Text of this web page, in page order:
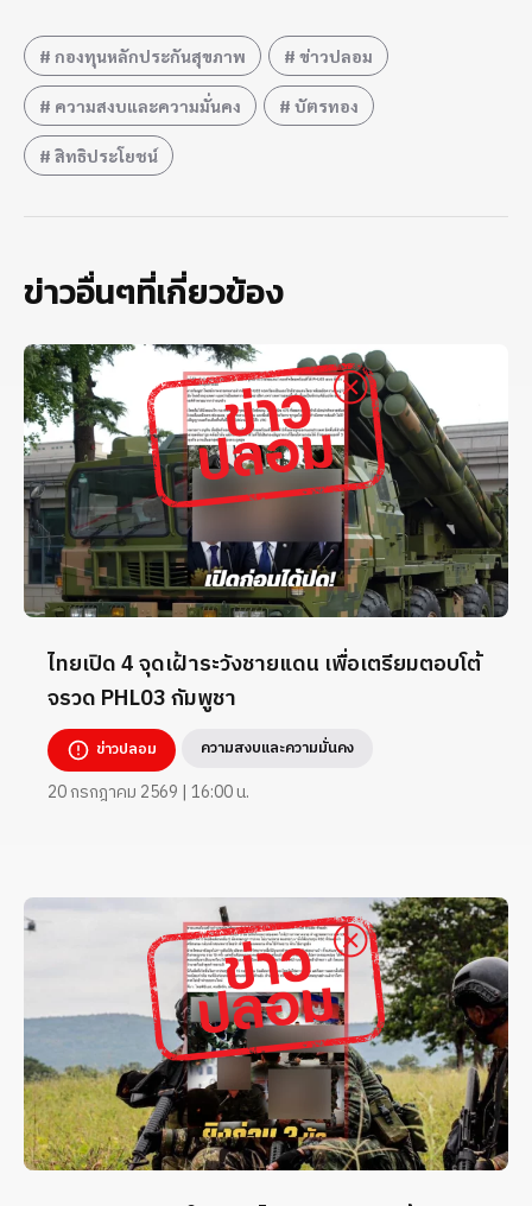
กองทุนหลักประกันสุขภาพ ข่าวปลอม
ความสงบและความมั่นคง บัตรทอง
สิทธิประโยชน์
ข่าวอื่นๆที่เกี่ยวข้อง
ไทยเปิด 4 จุดเฝ้าระวังชายแดน เพื่อเตรียมตอบโต้
จรวด PHL03 กัมพูชา
ข่าวปลอม ความสงบและความมั่นคง
20 กรกฎาคม 2569 | 16:00 น.